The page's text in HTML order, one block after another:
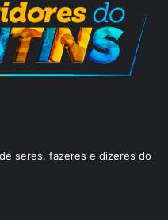
seres, fazeres e dizeres do